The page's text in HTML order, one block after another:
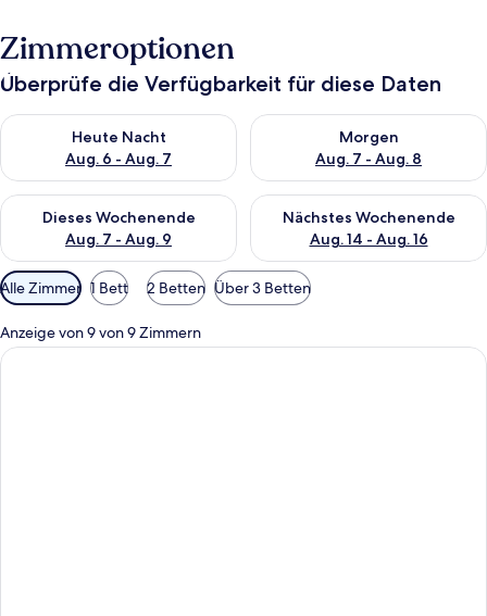
Zimmeroptionen
Überprüfe die Verfügbarkeit für diese Daten
Heute Nacht
Aug. 6 - Aug. 7
Überprüfe die Verfügbarkeit für heute Nacht, Aug. 6 - Aug. 7.
Morgen
Aug. 7 - Aug. 8
Überprüfe die Verfügbarkeit
Dieses Wochenende
Aug. 7 - Aug. 9
Überprüfe die Verfügbarkeit für dieses Wochenende, Aug. 7
Nächstes Wochenende
Aug. 14 - Aug. 16
Überprüfe die Verfügbarkeit
Verfügbare
Filter
für
Zimmer
Alle Zimmer 1 Bett 2 Betten Über 3 Betten
Anzeige von 9 von 9 Zimmern